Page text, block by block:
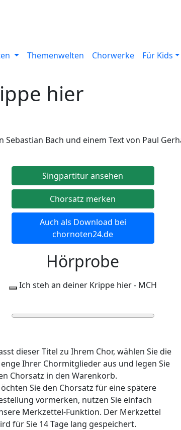
Themenwelten Chorwerke Für Kids
hier
Bach und einem Text von Paul
Singpartitur ansehen
Chorsatz merken
Auch als Download bei
chornoten24.de
Hörprobe
Ich steh an deiner Krippe hier - MCH
dieser Titel zu Ihrem Chor, wählen Sie die
Ihrer Chormitglieder aus und legen Sie
Chorsatz in den Warenkorb.
Sie den Chorsatz für eine spätere
vormerken, nutzen Sie einfach
Merkzettel-Funktion. Der Merkzettel
für Sie 14 Tage lang gespeichert.